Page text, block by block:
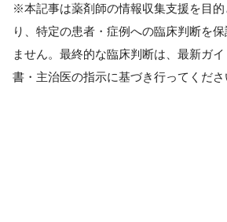
※本記事は薬剤師の情報収集支援を目
り、特定の患者・症例への臨床判断を
ません。最終的な臨床判断は、最新ガ
書・主治医の指示に基づき行ってくださ